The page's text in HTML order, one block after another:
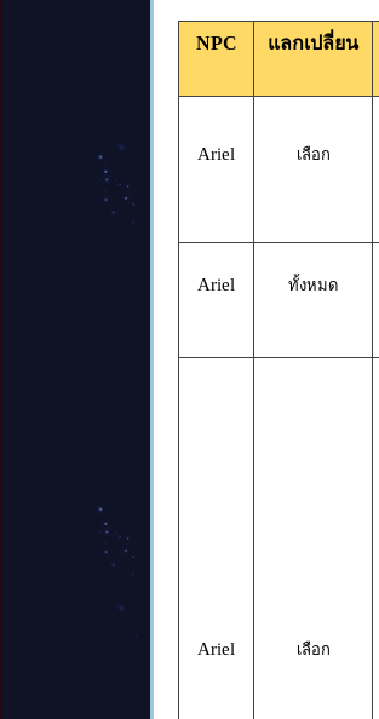
NPC แลกเปลี่ยน
Ariel เลือก
Ariel ทั้งหมด
Ariel เลือก